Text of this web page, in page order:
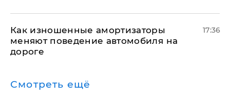
Как изношенные амортизаторы
меняют поведение автомобиля на
дороге
17:36
Смотреть ещё